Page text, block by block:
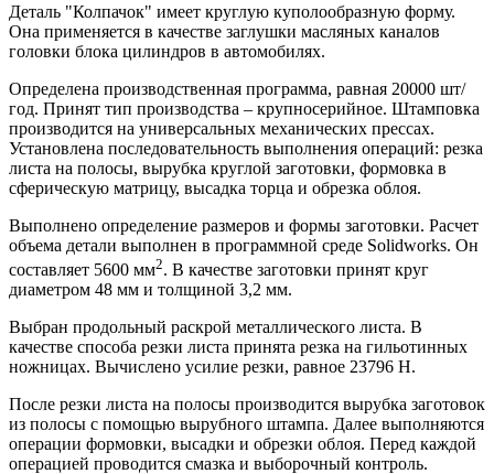
Деталь "Колпачок" имеет круглую куполообразную форму.
Она применяется в качестве заглушки масляных каналов
головки блока цилиндров в автомобилях.
Определена производственная программа, равная 20000 шт/
год. Принят тип производства – крупносерийное. Штамповка
производится на универсальных механических прессах.
Установлена последовательность выполнения операций: резка
листа на полосы, вырубка круглой заготовки, формовка в
сферическую матрицу, высадка торца и обрезка облоя.
Выполнено определение размеров и формы заготовки. Расчет
объема детали выполнен в программной среде Solidworks. Он
составляет 5600 мм2. В качестве заготовки принят круг
диаметром 48 мм и толщиной 3,2 мм.
Выбран продольный раскрой металлического листа. В
качестве способа резки листа принята резка на гильотинных
ножницах. Вычислено усилие резки, равное 23796 Н.
После резки листа на полосы производится вырубка заготовок
из полосы с помощью вырубного штампа. Далее выполняются
операции формовки, высадки и обрезки облоя. Перед каждой
операцией проводится смазка и выборочный контроль.